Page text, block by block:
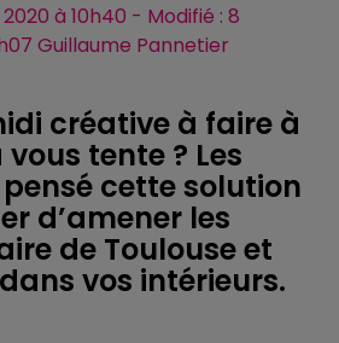
à 10h40 - Modifié : 8
Guillaume Pannetier
créative à faire à
tente ? Les
cette solution
d’amener les
de Toulouse et
vos intérieurs.